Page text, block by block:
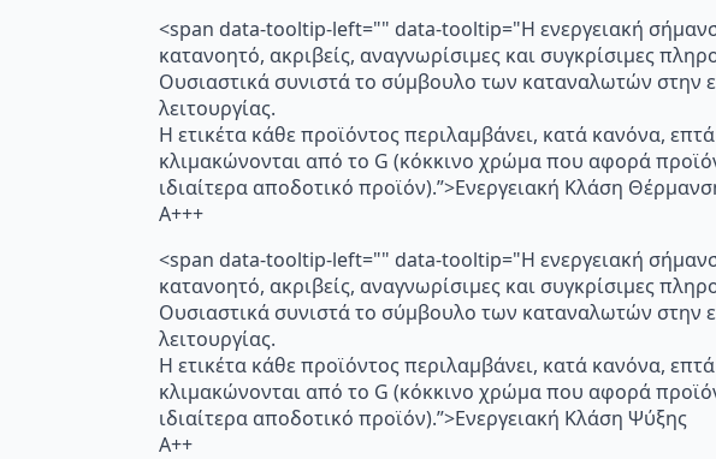
<span data-tooltip-left="" data-tooltip="Η ενεργειακή
κατανοητό, ακριβείς, αναγνωρίσιμες και συγκρίσιμες
Ουσιαστικά συνιστά το σύμβουλο των καταναλωτών στην
λειτουργίας.
Η ετικέτα κάθε προϊόντος περιλαμβάνει, κατά κανόνα,
κλιμακώνονται από το G (κόκκινο χρώμα που αφορά
ιδιαίτερα αποδοτικό προϊόν).”>Ενεργειακή Κλάση
A+++
<span data-tooltip-left="" data-tooltip="Η ενεργειακή
κατανοητό, ακριβείς, αναγνωρίσιμες και συγκρίσιμες
Ουσιαστικά συνιστά το σύμβουλο των καταναλωτών στην
λειτουργίας.
Η ετικέτα κάθε προϊόντος περιλαμβάνει, κατά κανόνα,
κλιμακώνονται από το G (κόκκινο χρώμα που αφορά
ιδιαίτερα αποδοτικό προϊόν).”>Ενεργειακή Κλάση Ψύξης
A++